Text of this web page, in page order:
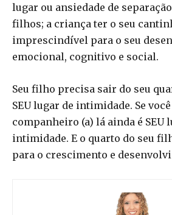
lugar ou ansiedade de
filhos; a criança ter o seu
imprescindível para o seu
emocional, cognitivo e social.
Seu filho precisa sair do seu
SEU lugar de intimidade. Se
companheiro (a) lá ainda é SEU
intimidade. E o quarto do seu
para o crescimento e